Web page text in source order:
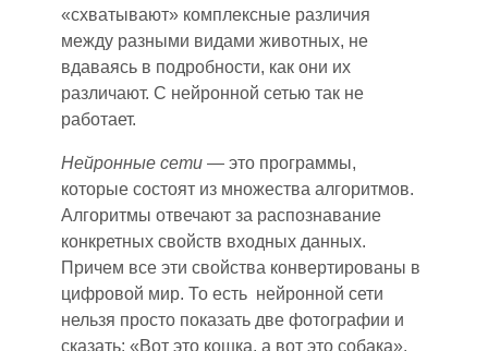
«схватывают» комплексные различия
между разными видами животных, не
вдаваясь в подробности, как они их
различают. С нейронной сетью так не
работает.
Нейронные сети — это программы,
которые состоят из множества алгоритмов.
Алгоритмы отвечают за распознавание
конкретных свойств входных данных.
Причем все эти свойства конвертированы в
цифровой мир. То есть нейронной сети
нельзя просто показать две фотографии и
сказать: «Вот это кошка, а вот это собака».